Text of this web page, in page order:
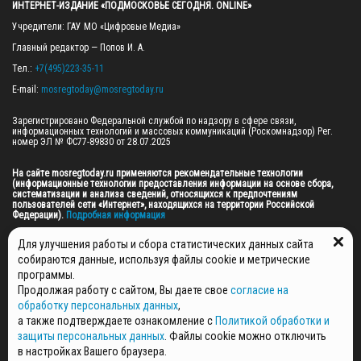
ИНТЕРНЕТ-ИЗДАНИЕ «ПОДМОСКОВЬЕ СЕГОДНЯ. ONLINE»
Учредители: ГАУ МО «Цифровые Медиа»
Главный редактор — Попов И. А.
Тел.: +7(495)223-35-11
E-mail: mosregtoday@mosregtoday.ru
Зарегистрировано Федеральной службой по надзору в сфере связи,
информационных технологий и массовых коммуникаций (Роскомнадзор) Рег.
номер ЭЛ № ФС77-89830 от 28.07.2025
На сайте mosregtoday.ru применяются рекомендательные технологии
(информационные технологии предоставления информации на основе сбора,
систематизации и анализа сведений, относящихся к предпочтениям
пользователей сети «Интернет», находящихся на территории Российской
Федерации). Подробная информация
© 2026 ПРАВА НА ВСЕ МАТЕРИАЛЫ САЙТА ПРИНАДЛЕЖАТ ГАУ МО "ЦИФРОВЫЕ
МЕДИА" (ОГРН: 1255000059467).
ПОЛИТИКА ОБРАБОТКИ И ЗАЩИТЫ ПЕРСОНАЛЬНЫХ ДАННЫХ
НОВОСТИ
ГАЗЕТЫ
РЕКЛАМОДАТЕЛЯМ
Для улучшения работы и сбора статистических данных сайта
собираются данные, используя файлы cookie и метрические
программы.
Продолжая работу с сайтом, Вы даете свое согласие на
обработку персональных данных,
а также подтверждаете ознакомление с Политикой обработки и
защиты персональных данных . Файлы cookie можно отключить
в настройках Вашего браузера.